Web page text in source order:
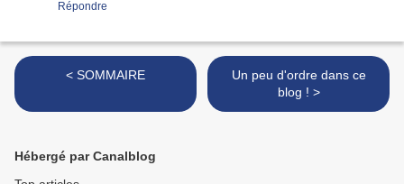
Répondre
< SOMMAIRE
Un peu d'ordre dans ce
blog ! >
Hébergé par Canalblog